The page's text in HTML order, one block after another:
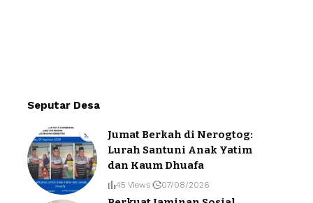
Seputar Desa
Jumat Berkah di Nerogtog:
Lurah Santuni Anak Yatim
dan Kaum Dhuafa
45 Views 07/08/2026